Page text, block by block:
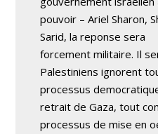
pouvoir – Ariel Sharon,
Sarid, la reponse sera
forcement militaire. Il
Palestiniens ignorent
processus
retrait de Gaza, tout
processus de mise en